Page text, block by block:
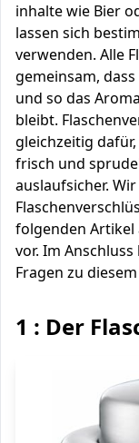
inhalte wie Bier
lassen sich
verwenden. Alle
gemeinsam,
und so das
bleibt.
gleichzeitig
frisch und
auslaufsicher.
folgenden Artikel
vor. Im
Fragen zu
1 : Der